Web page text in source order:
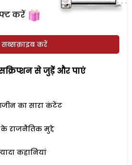
करें
सब्सक्राइब करें
से जुड़ेें और पाएं
का सारा कंटेंट
राजनैतिक मुद्दे
कहानियां